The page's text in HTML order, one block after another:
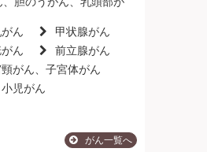
ん
甲状腺がん
ん
前立腺がん
がん、子宮体がん
小児がん
がん一覧へ